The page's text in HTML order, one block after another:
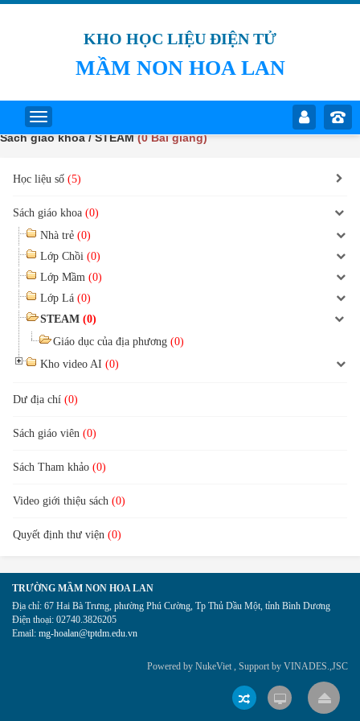
KHO HỌC LIỆU ĐIỆN TỬ
MẦM NON HOA LAN
Sách giáo khoa / STEAM(0 Bài giảng)
Học liệu số (5)
Sách giáo khoa (0)
Nhà trẻ (0)
Lớp Chồi (0)
Lớp Mầm (0)
Lớp Lá (0)
STEAM (0)
Giáo dục của địa phương (0)
Kho video AI (0)
Dư địa chí (0)
Sách giáo viên (0)
Sách Tham khảo (0)
Video giới thiệu sách (0)
Quyết định thư viện (0)
TRƯỜNG MẦM NON HOA LAN
Địa chỉ: 67 Hai Bà Trưng, phường Phú Cường, Tp Thủ Dầu Một, tỉnh Bình Dương
Điện thoại: 02740.3826205
Email: mg-hoalan@tptdm.edu.vn
Powered by NukeViet , Support by VINADES.,JSC